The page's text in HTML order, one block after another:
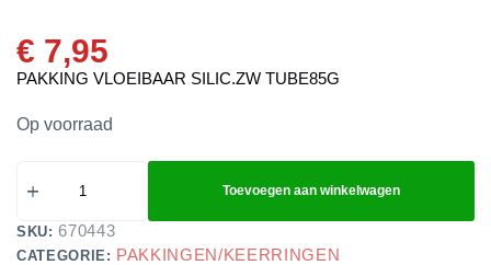
€ 7,95
PAKKING VLOEIBAAR SILIC.ZW TUBE85G
Op voorraad
Toevoegen aan winkelwagen
SKU:670443
CATEGORIE: PAKKINGEN/KEERRINGEN